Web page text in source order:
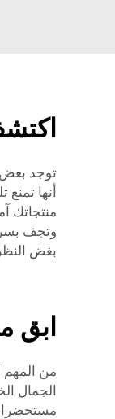
توجد بعض
أنها
منتجاتك
وتجف
بغض
ابق
الجمال